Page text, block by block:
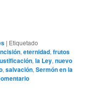
| Etiquetado
,eternidad,frutos
,la Ley,nuevo
,salvación,Sermón en la